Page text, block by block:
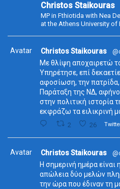
Christos Staikouras
MP in Fthiotida with Nea
at the Athens University
Avatar Christos Staikouras
Με θλίψη αποχαιρετώ
Υπηρέτησε, επί
αφοσίωση, την
Παράταξη της ΝΔ,
στην πολιτική ιστορία
εκφράζω τα ειλικρινή
2 26
Avatar Christos Staikouras
Η σημερινή ημέρα είναι
απώλεια δύο μελών
την ώρα που έδιναν τη